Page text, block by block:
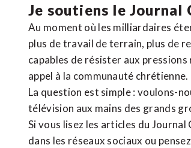
Je soutiens le Journal
Au moment où les milliardaires
plus de travail de terrain, plus de
capables de résister aux
appel à la communauté chrétienne.
La question est simple : voulons-
télévision aux mains des grands
Si vous lisez les articles du
dans les réseaux sociaux ou